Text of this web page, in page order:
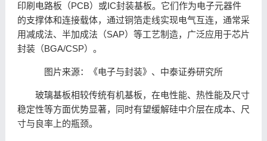
印刷 电路板（PCB）或IC封装基板。它们作为电子元器件
的支撑体和连接载体，通过铜箔走线实现电气互连，通常采
用减成法、半加成法（SAP）等工艺制造，广泛应用于芯片
封装（BGA/CSP）。
图片来源：《电子与封装》、 中泰证券研究所
玻璃基板相较传统有机基板，在电性能、热性能及尺寸
稳定性等方面优势显著，同时有望缓解硅中介层在成本、尺
寸与良率上的瓶颈。